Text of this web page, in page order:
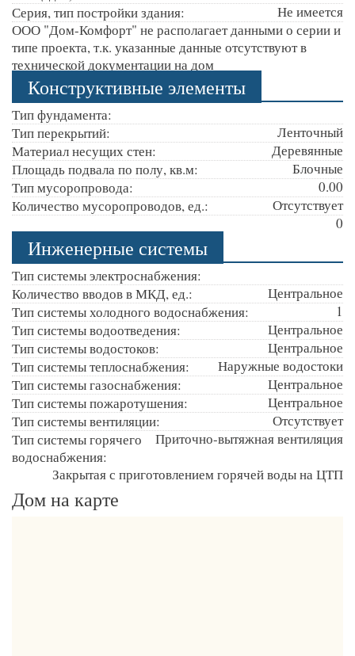
Не имеется
Серия, тип постройки здания:
ООО "Дом-Комфорт" не располагает данными о серии и
типе проекта, т.к. указанные данные отсутствуют в
технической документации на дом
Конструктивные элементы
Тип фундамента:
Ленточный
Тип перекрытий:
Деревянные
Материал несущих стен:
Блочные
Площадь подвала по полу, кв.м:
0.00
Тип мусоропровода:
Отсутствует
Количество мусоропроводов, ед.:
0
Инженерные системы
Тип системы электроснабжения:
Центральное
Количество вводов в МКД, ед.:
1
Тип системы холодного водоснабжения:
Центральное
Тип системы водоотведения:
Центральное
Тип системы водостоков:
Наружные водостоки
Тип системы теплоснабжения:
Центральное
Тип системы газоснабжения:
Центральное
Тип системы пожаротушения:
Отсутствует
Тип системы вентиляции:
Приточно-вытяжная вентиляция
Тип системы горячего
водоснабжения:
Закрытая с приготовлением горячей воды на ЦТП
Дом на карте